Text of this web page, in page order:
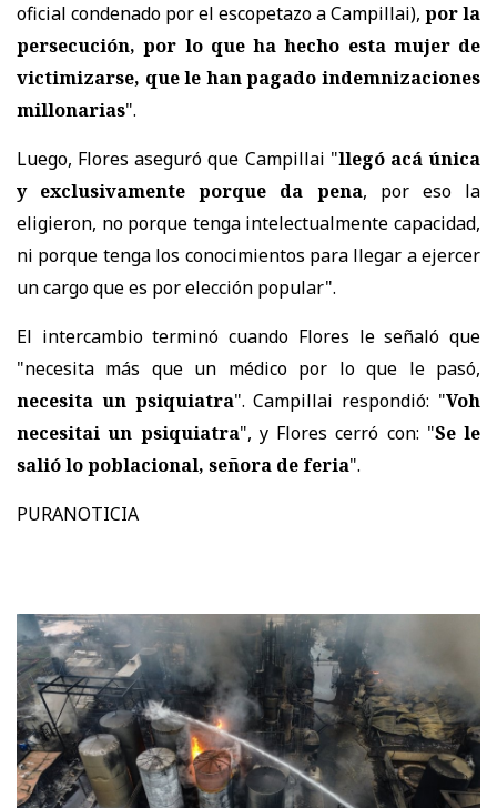
oficial condenado por el escopetazo a Campillai), por la
persecución, por lo que ha hecho esta mujer de
victimizarse, que le han pagado indemnizaciones
millonarias".
Luego, Flores aseguró que Campillai "llegó acá única
y exclusivamente porque da pena, por eso la
eligieron, no porque tenga intelectualmente capacidad,
ni porque tenga los conocimientos para llegar a ejercer
un cargo que es por elección popular".
El intercambio terminó cuando Flores le señaló que
"necesita más que un médico por lo que le pasó,
necesita un psiquiatra". Campillai respondió: "Voh
necesitai un psiquiatra", y Flores cerró con: "Se le
salió lo poblacional, señora de feria".
PURANOTICIA